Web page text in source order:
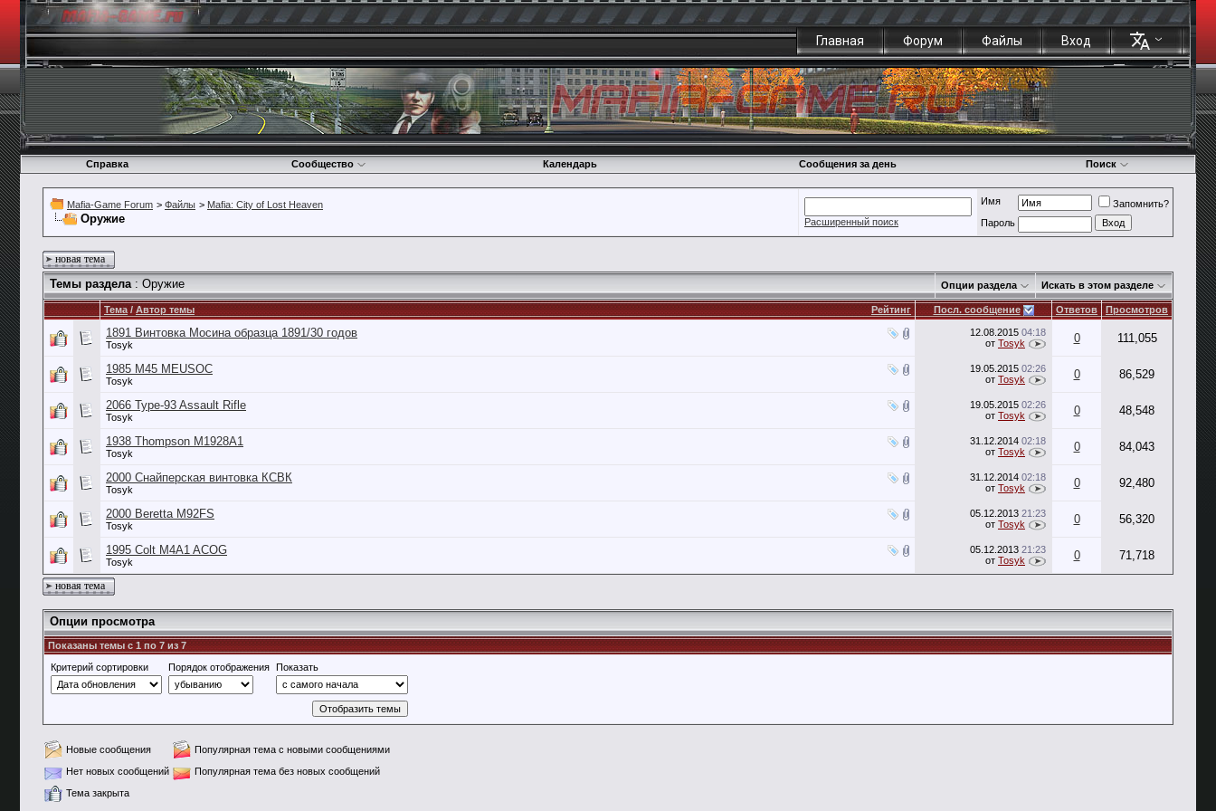
Главная Форум Файлы Вход
Справка Сообщество Календарь Сообщения за день Поиск
Mafia-Game Forum > Файлы > Mafia: City of Lost Heaven
Оружие Расширенный поиск
Имя
Запомнить?
Пароль
новая тема
Темы раздела: Оружие Опции раздела Искать в этом разделе
Рейтинг
Тема/Автор темы Посл. сообщение Ответов Просмотров
1891 Винтовка Мосина образца 1891/30 годов
Tosyk
12.08.2015 04:18
от Tosyk 0 111,055
1985 M45 MEUSOC
Tosyk
19.05.2015 02:26
от Tosyk 0 86,529
2066 Type-93 Assault Rifle
Tosyk
19.05.2015 02:26
от Tosyk 0 48,548
1938 Thompson M1928A1
Tosyk
31.12.2014 02:18
от Tosyk 0 84,043
2000 Снайперская винтовка КСВК
Tosyk
31.12.2014 02:18
от Tosyk 0 92,480
2000 Beretta M92FS
Tosyk
05.12.2013 21:23
от Tosyk 0 56,320
1995 Colt M4A1 ACOG
Tosyk
05.12.2013 21:23
от Tosyk 0 71,718
новая тема
Опции просмотра
Показаны темы с 1 по 7 из 7
Критерий сортировки
Порядок отображения Показать
Новые сообщения
Популярная тема с новыми сообщениями
Нет новых сообщений
Популярная тема без новых сообщений
Тема закрыта